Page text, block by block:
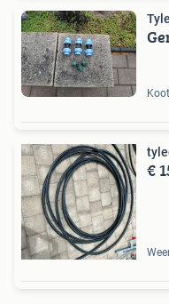
€